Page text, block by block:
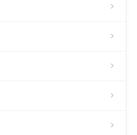
›
›
›
›
›